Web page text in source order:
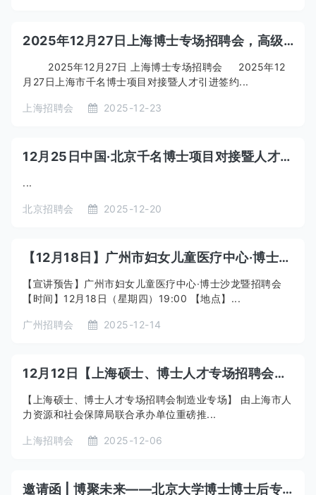
2025年12月27日上海博士专场招聘会，高级人才招聘会，上海留学生招聘会博士，上海海归招聘会博士
2025年12月27日 上海博士专场招聘会 2025年12
月27日上海市千名博士项目对接暨人才引进签约...
上海招聘会 2025-12-23
12月25日中国·北京千名博士项目对接暨人才引进签约洽谈会
...
北京招聘会 2025-12-20
【12月18日】广州市妇女儿童医疗中心·博士沙龙暨招聘会
【宣讲预告】广州市妇女儿童医疗中心·博士沙龙暨招聘会
【时间】12月18日（星期四）19:00 【地点】...
广州招聘会 2025-12-14
12月12日【上海硕士、博士人才专场招聘会制造业专场】
【上海硕士、博士人才专场招聘会制造业专场】 由上海市人
力资源和社会保障局联合承办单位重磅推...
上海招聘会 2025-12-06
邀请函 | 博聚未来——北京大学博士博士后专场招聘会